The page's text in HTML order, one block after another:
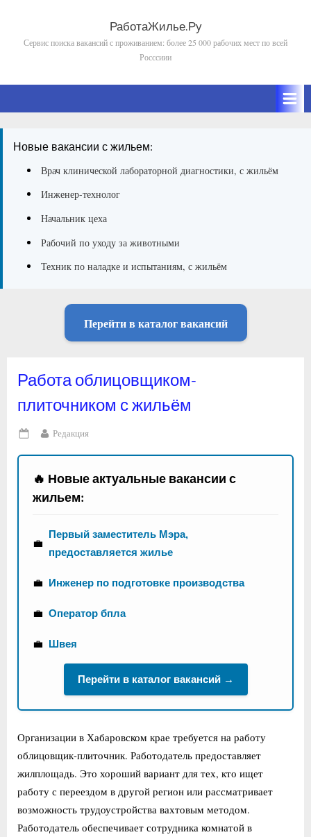
content
РаботаЖилье.Ру
Сервис поиска вакансий с проживанием: более 25 000 рабочих мест по всей
Росссиии
Новые вакансии с жильем:
Врач клинической лабораторной диагностики, с жильём
Инженер-технолог
Начальник цеха
Рабочий по уходу за животными
Техник по наладке и испытаниям, с жильём
Перейти в каталог вакансий
Работа облицовщиком-
плиточником с жильём
Posted
on
By
Редакция
🔥 Новые актуальные вакансии с
жильем:
💼
Первый заместитель Мэра,
предоставляется жилье
💼 Инженер по подготовке производства
💼 Оператор бпла
💼 Швея
Перейти в каталог вакансий →
Организации в Хабаровском крае требуется на работу
облицовщик-плиточник. Работодатель предоставляет
жилплощадь. Это хороший вариант для тех, кто ищет
работу с переездом в другой регион или рассматривает
возможность трудоустройства вахтовым методом.
Работодатель обеспечивает сотрудника комнатой в